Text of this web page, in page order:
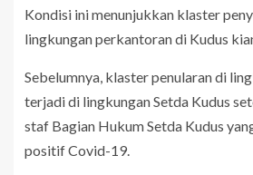
Kondisi ini menunjukkan klaster
lingkungan perkantoran di Kudus
Sebelumnya, klaster penularan di
terjadi di lingkungan Setda Kudus
staf Bagian Hukum Setda Kudus
positif Covid-19.